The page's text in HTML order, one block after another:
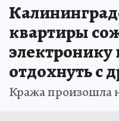
квартиры
электронику
отдохнуть с
Кража произошла